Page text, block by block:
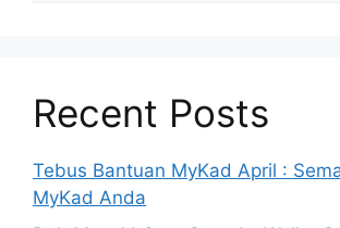
Recent Posts
Tebus Bantuan MyKad April :
MyKad Anda